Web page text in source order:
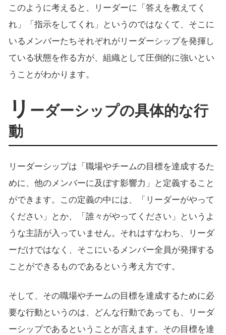
このように考えると、リーダーに「答えを教えてく
れ」「指示をしてくれ」というのではなくて、そこに
いるメンバーたちそれぞれがリーダーシップを発揮し
ている状態を作る方が、組織として圧倒的に強いとい
うことがわかります。
リ ーダーシップの具体的な行
動
リーダーシップは「職場やチームの目標を達成するた
めに、他のメンバーに及ぼす影響力」と定義すること
ができます。この定義の中には、「リーダーがやって
ください」とか、「誰々がやってください」というよ
うな主語が入っていません。それはすなわち、リーダ
ーだけではなく、そこにいるメンバー全員が発揮する
ことができるものであるという考え方です。
そして、その職場やチームの目標を達成するために必
要な行動というのは、どんな行動であっても、リーダ
ーシップであるということが言えます。その目標を達